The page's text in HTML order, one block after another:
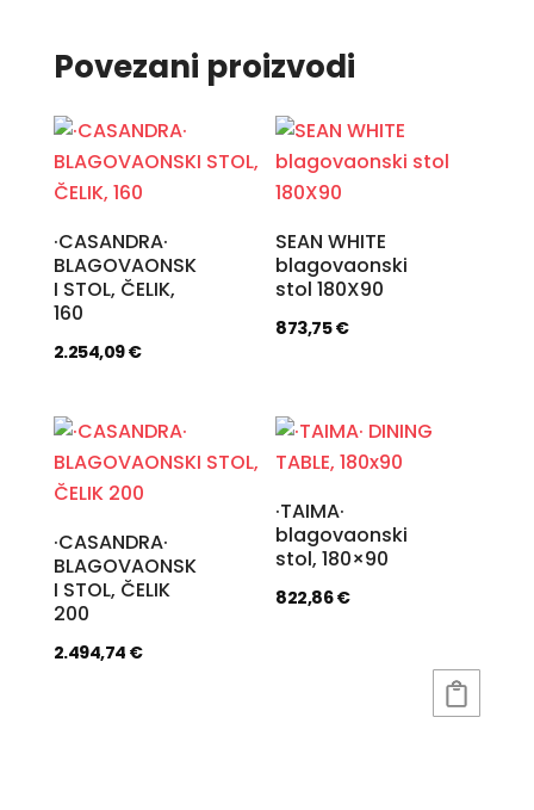
Povezani proizvodi
·CASANDRA·
BLAGOVAONSK
I STOL, ČELIK,
160
2.254,09€
SEAN WHITE
blagovaonski
stol 180X90
873,75€
·CASANDRA·
BLAGOVAONSK
I STOL, ČELIK
200
2.494,74 €
·TAIMA·
blagovaonski
stol, 180×90
822,86€